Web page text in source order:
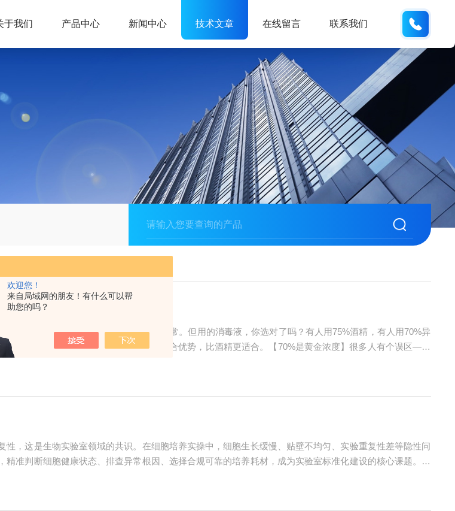
欢迎您！
来自局域网的朋友！有什么可以帮
助您的吗？
于我们 产品中心 新闻中心 技术文章 在线留言 联系我们
安全柜消毒的主力军？
遍、收工后再擦一遍，这是很多人的日常。但用的消毒液，你选对了吗？有人用75%酒精，有人用70%异
全柜这种精密设备来说，70%异丙醇的综合优势，比酒精更适合。【70%是黄金浓度】很多人有个误区——
，这是生物实验室领域的共识。在细胞培养实操中，细胞生长缓慢、贴壁不均匀、实验重复性差等隐性问
准判断细胞健康状态、排查异常根因、选择合规可靠的培养耗材，成为实验室标准化建设的核心课题。苏